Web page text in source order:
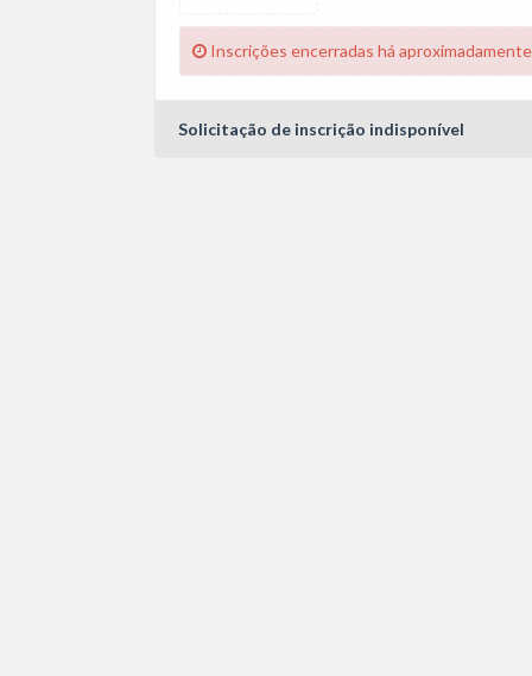
Inscrições encerradas há
Solicitação de inscrição indisponível